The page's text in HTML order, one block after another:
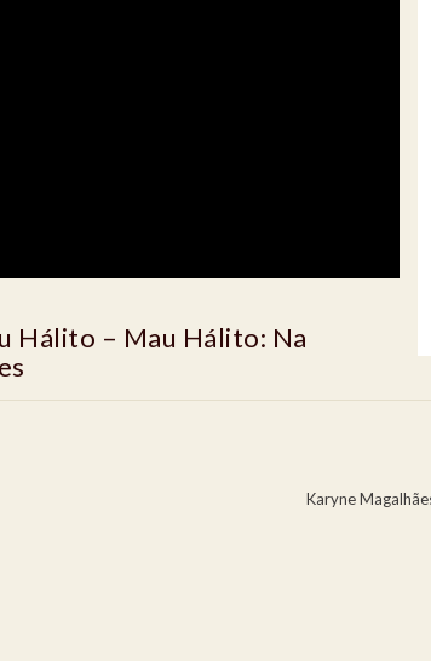
Hálito – Mau Hálito: Na
Karyne